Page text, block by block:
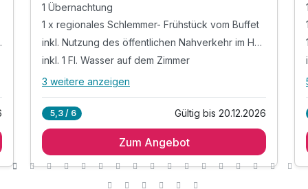
oder
1 Übernachtung
1 x regionales Schlemmer- Frühstück vom Buffet
inkl. Nutzung des öffentlichen Nahverkehr im Harz
inkl. 1 Fl. Wasser auf dem Zimmer
Alle Inklusivleistungen
1 x regionales Schlemmer- Frühstück vom Buffet
inkl. Nutzung des öffentlichen Nahverkehr im
3 weitere anzeigen
5,3 / 6 Gültig bis 20.12.2026
Zum Angebot